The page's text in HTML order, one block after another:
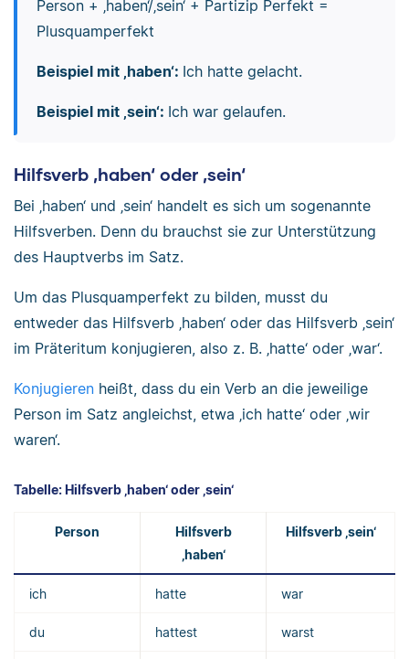
Person + ‚haben‘/‚sein‘ + Partizip Perfekt =
Plusquamperfekt
Beispiel mit ‚haben‘: Ich hatte gelacht.
Beispiel mit ‚sein‘: Ich war gelaufen.
Hilfsverb ‚haben‘ oder ‚sein‘
Bei ‚haben‘ und ‚sein‘ handelt es sich um sogenannte
Hilfsverben. Denn du brauchst sie zur Unterstützung
des Hauptverbs im Satz.
Um das Plusquamperfekt zu bilden, musst du
entweder das Hilfsverb ‚haben‘ oder das Hilfsverb ‚sein‘
im Präteritum konjugieren, also z. B. ‚hatte‘ oder ‚war‘.
Konjugieren heißt, dass du ein Verb an die jeweilige
Person im Satz angleichst, etwa ‚ich hatte‘ oder ‚wir
waren‘.
Tabelle: Hilfsverb ‚haben‘ oder ‚sein‘
Person
Hilfsverb
‚haben‘
Hilfsverb ‚sein‘
ich hatte war
du hattest warst